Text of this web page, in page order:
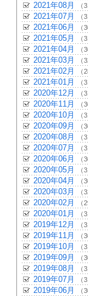
2021年08月 （
2021年07月 （
2021年06月 （
2021年05月 （
2021年04月 （
2021年03月 （
2021年02月 （
2021年01月 （
2020年12月 （
2020年11月 （
2020年10月 （
2020年09月 （
2020年08月 （
2020年07月 （
2020年06月 （
2020年05月 （
2020年04月 （
2020年03月 （
2020年02月 （
2020年01月 （
2019年12月 （
2019年11月 （
2019年10月 （
2019年09月 （
2019年08月 （
2019年07月 （
2019年06月 （